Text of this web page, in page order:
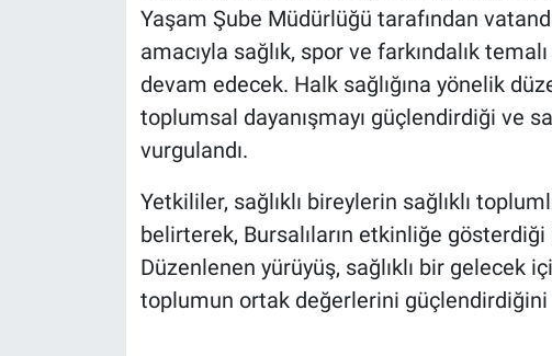
Yaşam Şube Müdürlüğü tarafından
amacıyla sağlık, spor ve farkındalık
devam edecek. Halk sağlığına yönelik
toplumsal dayanışmayı güçlendirdiği ve
vurgulandı.
Yetkililer, sağlıklı bireylerin sağlıklı
belirterek, Bursalıların etkinliğe
Düzenlenen yürüyüş, sağlıklı bir gelecek
toplumun ortak değerlerini
Teknoloji
Türkiye'nin Geleceği
Yerel Gündem